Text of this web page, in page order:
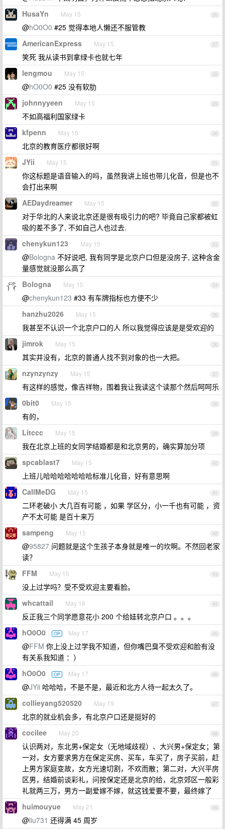
26
HusaYn May 15
@hO0O0 #25 觉得本地人懒还不服管教
27
AmericanExpress May 15
笑死 我从读书到拿绿卡也就七年
28
lengmou May 15
@hO0O0 #25 没有软肋
29
johnnyyeen May 15
不如高福利国家绿卡
30
kfpenn May 15
北京的教育医疗都很好啊
31
JYii May 15
你这标题是语音输入的吗，虽然我讲上班也带儿化音，但是也不
会打出来啊
32
AEDaydreamer May 15
对于华北的人来说北京还是很有吸引力的吧? 毕竟自己家都被虹
吸的差不多了, 不如自己人也过去.
33
chenykun123 May 15
@Bologna 不好说吧, 我有同学是北京户口但是没房子, 这种含金
量感觉就没那么高了
34
Bologna May 15
@chenykun123 #33 有车牌指标也方便不少
35
hanzhu2026 May 15
我甚至不认识一个北京户口的人 所以我觉得应该是是受欢迎的
36
jimrok May 15
其实并没有，北京的普通人找不到对象的也一大把。
37
nzynzynzy May 15
有这样的感觉，像吉祥物，围着我让我读这个读那个然后呵呵乐
38
0bit0 May 15
有的，
39
Litccc May 15
我在北京上班的女同学结婚都是和北京男的，确实算加分项
40
spcablast7 May 15
上班儿哈哈哈哈哈哈哈标准儿化音，好有意思啊
41
CallMeDG May 15
二环老破小 大几百有可能 ，如果 学区分，小一千也有可能 ，资
产不太可能 是百十来万
42
sampeng May 15
@95827 问题就是这个生孩子本身就是唯一的坎啊。不然回老家
读？
43
FFM May 15
没上过学吗？受不受欢迎主要看脸。
44
whcattail May 16
反正我三个同学愿意花小 200 个给娃转北京户口 。。。
45
hO0O0 OP May 17
@FFM 你上没上过学我不知道，但你嘴巴臭不受欢迎和脸有没
有关系我知道 ：）
46
hO0O0 OP May 17
@JYii 哈哈哈，不是不是，最近和北方人待一起太久了。
47
collieyang520520 May 19
北京的就业机会多，有北京户口还是挺好的
48
cocilee May 20
认识两对，东北男+保定女（无地域歧视）、大兴男+保定女；第
一对，女方要求男方在保定买房、买车，车买了，房子买前，赶
上男方家庭变故，女方光速切割，不欢而散；第二对，大兴平房
区男，结婚前谈彩礼，问按保定还是北京的给，北京郊区一般彩
礼就两三万，男方一副爱嫁不嫁，就这钱爱要不要，最终嫁了
49
huimouyue May 21
@liu731 还得满 45 周岁